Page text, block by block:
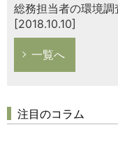
総務担当者の環境
[2018.10.10]
一覧へ
注目のコラム